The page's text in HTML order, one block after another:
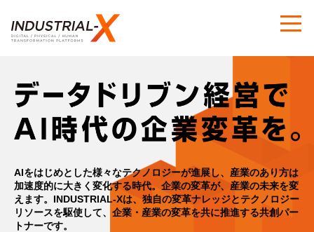
AIをはじめとした様々なテクノロジーが進展し、産業のあり方は
加速度的に大きく変化する時代。 企業の変革が、産業の未来を変
えます。 INDUSTRIAL-Xは、独自の変革ナレッジとテクノロジー
リソースを駆使して、 企業・産業の変革を共に推進する共創パー
トナーです。